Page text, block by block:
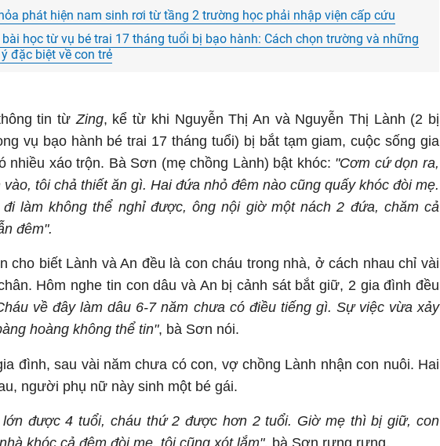
phát hiện nam sinh rơi từ tầng 2 trường học phải nhập viện cấp cứu
bài học từ vụ bé trai 17 tháng tuổi bị bạo hành: Cách chọn trường và những
ý đặc biệt về con trẻ
tin từ Zing, kể từ khi Nguyễn Thị An và Nguyễn Thị Lành (2 bị
vụ bạo hành bé trai 17 tháng tuổi) bị bắt tạm giam, cuộc sống gia
nhiều xáo trộn. Bà Sơn (mẹ chồng Lành) bật khóc: "Cơm cứ dọn ra,
vào, tôi chả thiết ăn gì. Hai đứa nhỏ đêm nào cũng quấy khóc đòi mẹ.
làm không thể nghỉ được, ông nội giờ một nách 2 đứa, chăm cả
đêm".
cho biết Lành và An đều là con cháu trong nhà, ở cách nhau chỉ vài
Hôm nghe tin con dâu và An bị cảnh sát bắt giữ, 2 gia đình đều
về đây làm dâu 6-7 năm chưa có điều tiếng gì. Sự việc vừa xảy
hoàng không thể tin", bà Sơn nói.
đình, sau vài năm chưa có con, vợ chồng Lành nhận con nuôi. Hai
người phụ nữ này sinh một bé gái.
lớn được 4 tuổi, cháu thứ 2 được hơn 2 tuổi. Giờ mẹ thì bị giữ, con
khóc cả đêm đòi mẹ, tôi cũng xót lắm", bà Sơn rưng rưng.